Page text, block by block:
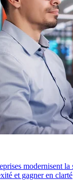
modernisent
et gagner en clarté